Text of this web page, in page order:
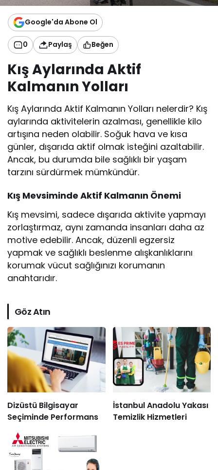
Google'da Abone Ol
0 Paylaş Beğen
Kış Aylarında Aktif
Kalmanın Yolları
Kış Aylarında Aktif Kalmanın Yolları nelerdir? Kış
aylarında aktivitelerin azalması, genellikle kilo
artışına neden olabilir. Soğuk hava ve kısa
günler, dışarıda aktif olmak isteğini azaltabilir.
Ancak, bu durumda bile sağlıklı bir yaşam
tarzını sürdürmek mümkündür.
Kış Mevsiminde Aktif Kalmanın Önemi
Kış mevsimi, sadece dışarıda aktivite yapmayı
zorlaştırmaz, aynı zamanda insanları daha az
motive edebilir. Ancak, düzenli egzersiz
yapmak ve sağlıklı beslenme alışkanlıklarını
korumak vücut sağlığınızı korumanın
anahtarıdır.
Göz Atın
Dizüstü Bilgisayar
Seçiminde Performans
İstanbul Anadolu Yakası
Temizlik Hizmetleri